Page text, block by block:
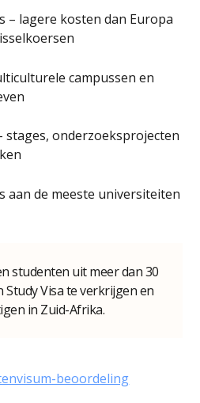
– lagere kosten dan Europa
campussen en
onderzoeksprojecten
aan de meeste universiteiten
studenten uit meer dan 30
Visa te verkrijgen en
in Zuid-Afrika.
beoordeling